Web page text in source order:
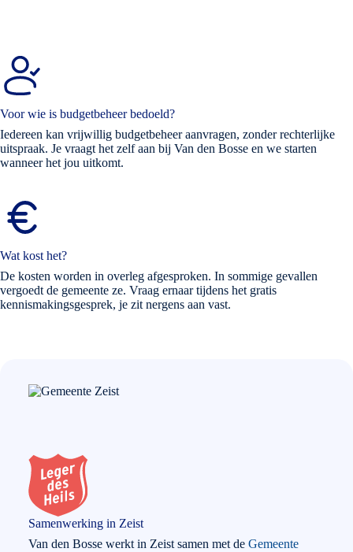
Voor wie is budgetbeheer bedoeld?
Iedereen kan vrijwillig budgetbeheer aanvragen, zonder rechterlijke
uitspraak. Je vraagt het zelf aan bij Van den Bosse en we starten
wanneer het jou uitkomt.
Wat kost het?
De kosten worden in overleg afgesproken. In sommige gevallen
vergoedt de gemeente ze. Vraag ernaar tijdens het gratis
kennismakingsgesprek, je zit nergens aan vast.
Samenwerking in Zeist
Van den Bosse werkt in Zeist samen met de Gemeente